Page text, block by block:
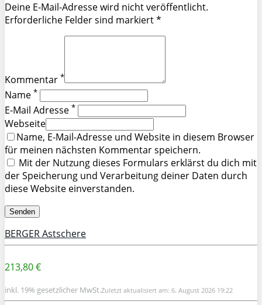
Deine E-Mail-Adresse wird nicht veröffentlicht.
Erforderliche Felder sind markiert *
Kommentar *
Name *
E-Mail Adresse *
Webseite
Name, E-Mail-Adresse und Website in diesem Browser
für meinen nächsten Kommentar speichern.
Mit der Nutzung dieses Formulars erklärst du dich mit
der Speicherung und Verarbeitung deiner Daten durch
diese Website einverstanden.
BERGER Astschere
213,80 €
inkl. 19% gesetzlicher MwSt.Zuletzt aktualisiert am: 6. August 2026 19:22